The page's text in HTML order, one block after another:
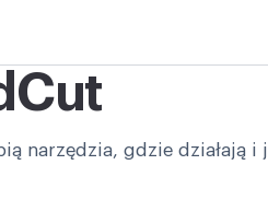
narzędzia, gdzie działają i